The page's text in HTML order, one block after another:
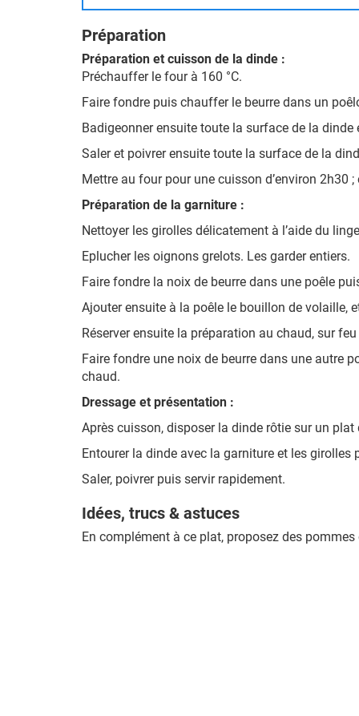
Préparation
Préparation et cuisson de la dinde :
Préchauffer le four à 160 °C.
Faire fondre puis chauffer le beurre dans un
Badigeonner ensuite toute la surface de la
Saler et poivrer ensuite toute la surface de la
Mettre au four pour une cuisson d’environ 2h30
Préparation de la garniture :
Nettoyer les girolles délicatement à l’aide du
Eplucher les oignons grelots. Les garder entiers.
Faire fondre la noix de beurre dans une poêle
Ajouter ensuite à la poêle le bouillon de volaille,
Réserver ensuite la préparation au chaud, sur
Faire fondre une noix de beurre dans une autre
chaud.
Dressage et présentation :
Après cuisson, disposer la dinde rôtie sur un plat
Entourer la dinde avec la garniture et les girolles
Saler, poivrer puis servir rapidement.
Idées, trucs & astuces
En complément à ce plat, proposez des